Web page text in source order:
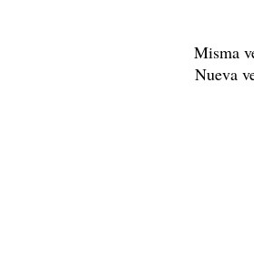
Misma
Nueva